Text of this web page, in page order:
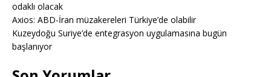
odaklı olacak
Axios: ABD-İran müzakereleri Türkiye’de olabilir
Kuzeydoğu Suriye’de entegrasyon uygulamasına bugün
başlanıyor